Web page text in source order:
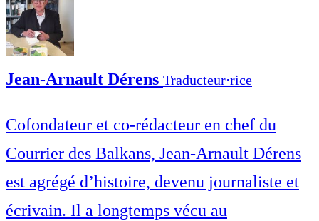
Jean-Arnault Dérens Traducteur⋅rice
Cofondateur et co-rédacteur en chef du
Courrier des Balkans, Jean-Arnault Dérens
est agrégé d’histoire, devenu journaliste et
écrivain. Il a longtemps vécu au